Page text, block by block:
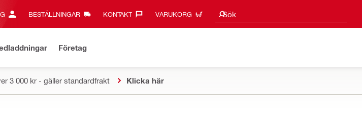
BESTÄLLNINGAR KONTAKT‎ VARUKORG Sök
Sökförslag
Företag
3 000 kr - gäller standardfrakt Klicka här